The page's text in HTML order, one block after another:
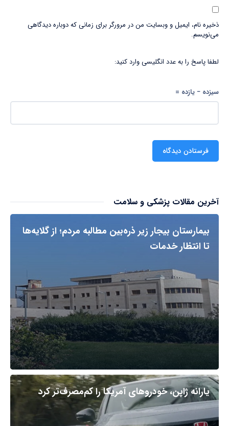
ذخیره نام، ایمیل و وبسایت من در مرورگر برای زمانی که دوباره دیدگاهی
می‌نویسم.
لطفا پاسخ را به عدد انگلیسی وارد کنید:
سیزده − یازده =
آخرین مقالات پزشکی و سلامت
بیمارستان بیجار زیر ذره‌بین مطالبه مردم؛ از گلایه‌ها
تا انتظار خدمات
یارانه ژاپن، خودروهای آمریکا را کم‌مصرف‌تر کرد